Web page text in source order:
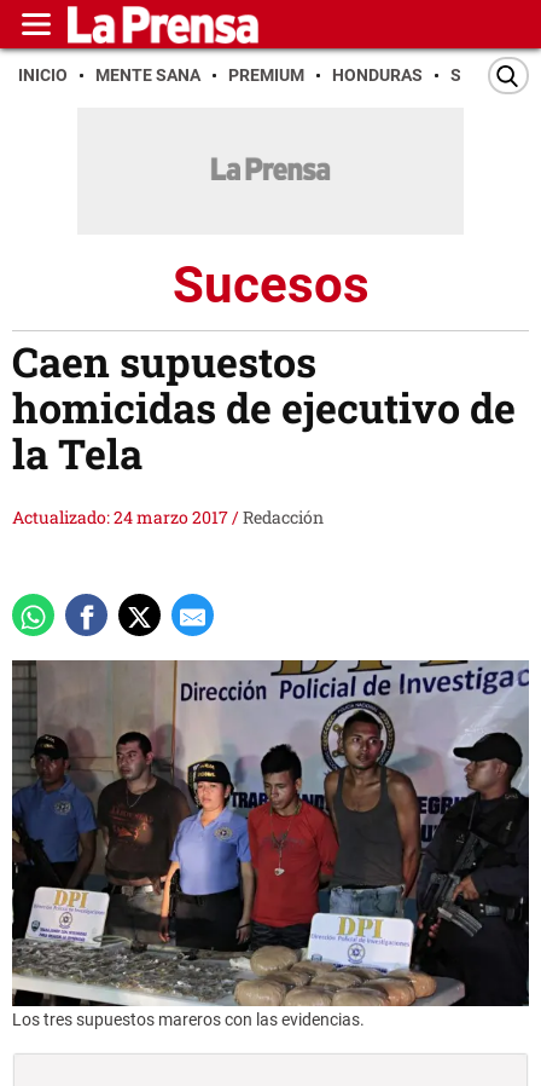
INICIO MENTE SANA PREMIUM HONDURAS SAN PEDRO
Sucesos
Caen supuestos
homicidas de ejecutivo de
la Tela
Actualizado: 24 marzo 2017/Redacción
Los tres supuestos mareros con las evidencias.